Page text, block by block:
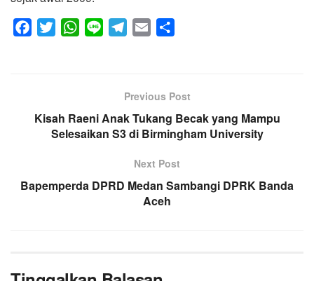
o
e
r
W
A
p
g
r
a
l
e
Previous Post
Kisah Raeni Anak Tukang Becak yang Mampu
Selesaikan S3 di Birmingham University
Next Post
Bapemperda DPRD Medan Sambangi DPRK Banda
Aceh